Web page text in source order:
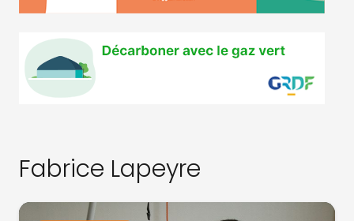
Fabrice Lapeyre